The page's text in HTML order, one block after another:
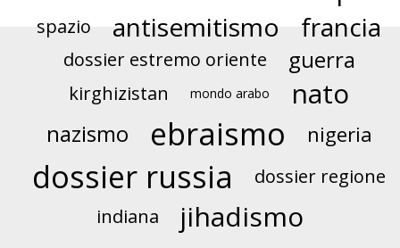
spazio antisemitismo francia
dossier estremo oriente guerra
kirghizistan mondo arabo nato
nazismo ebraismo nigeria
dossier russia
dossier regione
indiana
jihadismo